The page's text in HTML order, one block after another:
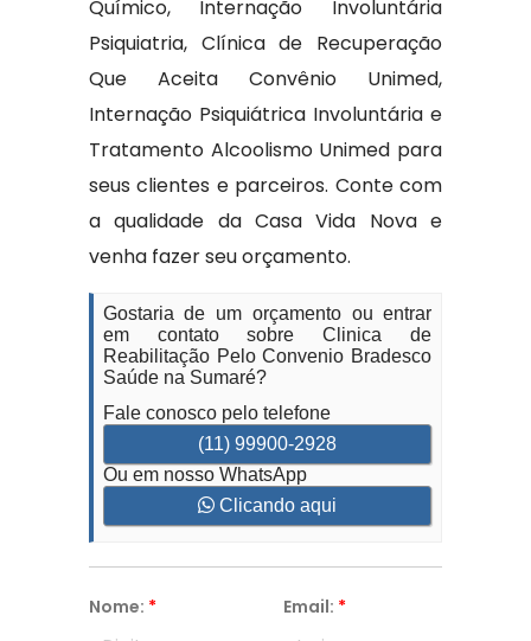
Químico, Internação Involuntária
Psiquiatria, Clínica de Recuperação
Que Aceita Convênio Unimed,
Internação Psiquiátrica Involuntária e
Tratamento Alcoolismo Unimed para
seus clientes e parceiros. Conte com
a qualidade da Casa Vida Nova e
venha fazer seu orçamento.
Gostaria de um orçamento ou entrar
em contato sobre Clinica de
Reabilitação Pelo Convenio Bradesco
Saúde na Sumaré?
Fale conosco pelo telefone
(11) 99900-2928
Ou em nosso WhatsApp
Clicando aqui
Nome: * Email: *